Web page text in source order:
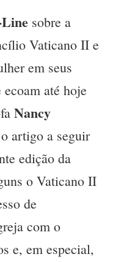
sobre a
Vaticano II e
em seus
ecoam até hoje
Nancy
artigo a seguir
edição da
o Vaticano II
de
com o
e, em especial,